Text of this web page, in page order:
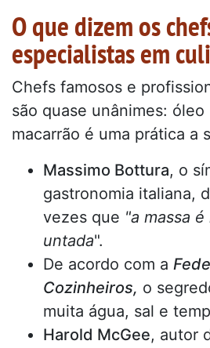
O que dizem os
especialistas em
Chefs famosos e
são quase unânimes: óleo
macarrão é uma prática a
Massimo Bottura, o
gastronomia italiana,
vezes que "a massa
untada".
De acordo com a
Cozinheiros, o
muita água, sal e
Harold McGee, autor